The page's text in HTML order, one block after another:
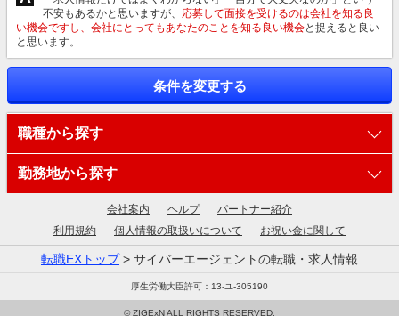
不安もあるかと思いますが、 応募して面接を受けるのは会社を知る良
い機会ですし、会社にとってもあなたのことを知る良い機会と捉えると良い
と思います。
条件を変更する
職種から探す
勤務地から探す
会社案内 ヘルプ
パートナー紹介
利用規約
個人情報の取扱いについて お祝い金に関して
転職EXトップ> サイバーエージェントの転職・求人情報
厚生労働大臣許可：13-ユ-305190
© ZIGExN ALL RIGHTS RESERVED.